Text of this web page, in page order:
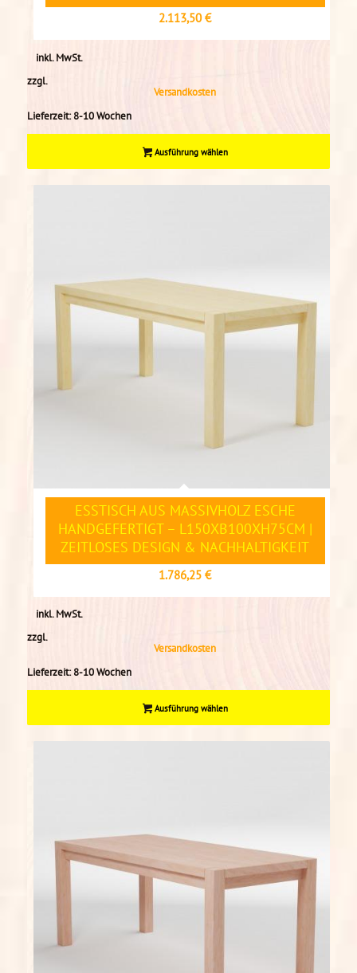
2.113,50€
inkl. MwSt.
zzgl.
Versandkosten
Lieferzeit:8-10 Wochen
Ausführung wählen
ESSTISCH AUS MASSIVHOLZ ESCHE
HANDGEFERTIGT – L150XB100XH75CM |
ZEITLOSES DESIGN & NACHHALTIGKEIT
1.786,25 €
inkl. MwSt.
zzgl.
Versandkosten
Lieferzeit:8-10 Wochen
Ausführung wählen